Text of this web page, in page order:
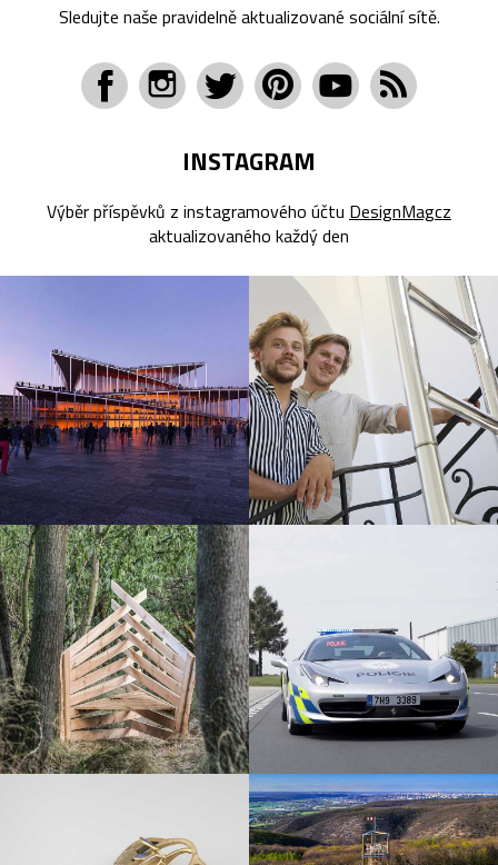
Sledujte naše pravidelně aktualizované sociální sítě.
INSTAGRAM
Výběr příspěvků z instagramového účtu DesignMagcz
aktualizovaného každý den